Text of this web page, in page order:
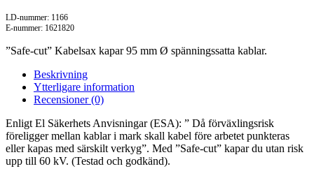
LD-nummer: 1166
E-nummer: 1621820
”Safe-cut” Kabelsax kapar 95 mm Ø spänningssatta kablar.
Beskrivning
Ytterligare information
Recensioner (0)
Enligt El Säkerhets Anvisningar (ESA): ” Då förväxlingsrisk
föreligger mellan kablar i mark skall kabel före arbetet punkteras
eller kapas med särskilt verkyg”. Med ”Safe-cut” kapar du utan risk
upp till 60 kV. (Testad och godkänd).